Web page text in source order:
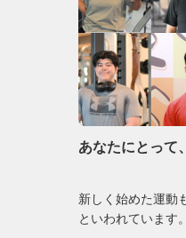
あなたにとって
新しく始めた運動
といわれています